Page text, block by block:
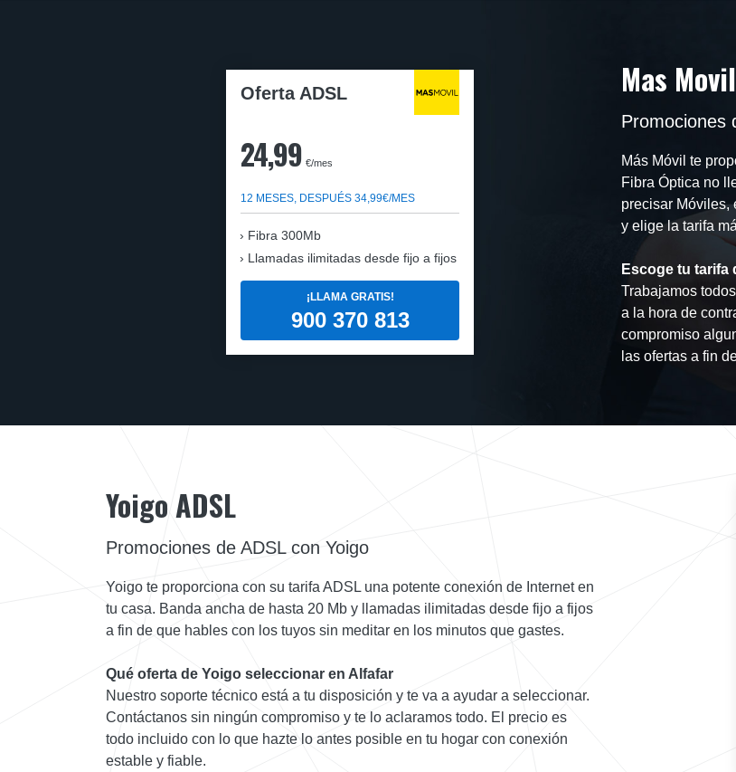
Oferta ADSL
24,99 €/mes
12 MESES, DESPUÉS 34,99€/MES
Fibra 300Mb
Llamadas ilimitadas desde fijo a fijos
¡LLAMA GRATIS!
900 370 813
Mas
Promociones
Más Móvil te
Fibra Óptica no
precisar Móviles,
y elige la tarifa
Escoge tu tarifa
Trabajamos
a la hora de
compromiso
las ofertas a fin
Yoigo ADSL
Promociones de ADSL con Yoigo
Yoigo te proporciona con su tarifa ADSL una potente conexión de Internet en
tu casa. Banda ancha de hasta 20 Mb y llamadas ilimitadas desde fijo a fijos
a fin de que hables con los tuyos sin meditar en los minutos que gastes.
Qué oferta de Yoigo seleccionar en Alfafar
Nuestro soporte técnico está a tu disposición y te va a ayudar a seleccionar.
Contáctanos sin ningún compromiso y te lo aclaramos todo. El precio es
todo incluido con lo que hazte lo antes posible en tu hogar con conexión
estable y fiable.